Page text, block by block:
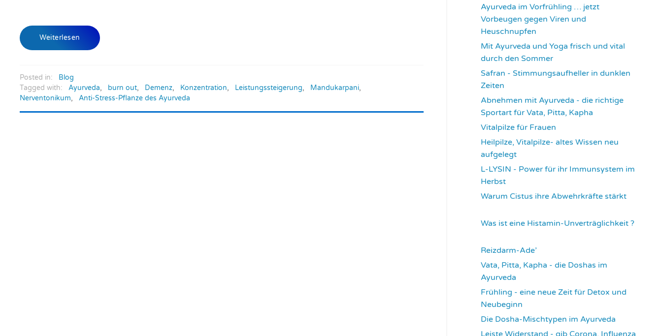
Weiterlesen
Posted in:
Blog
Tagged with:
Ayurveda, burn out, Demenz, Konzentration, Leistungssteigerung, Mandukarpani,
Nerventonikum, Anti-Stress-Pflanze des Ayurveda
Ayurveda im Vorfrühling … jetzt
Vorbeugen gegen Viren und
Heuschnupfen
Mit Ayurveda und Yoga frisch und vital
durch den Sommer
Safran - Stimmungsaufheller in dunklen
Zeiten
Abnehmen mit Ayurveda - die richtige
Sportart für Vata, Pitta, Kapha
Vitalpilze für Frauen
Heilpilze, Vitalpilze- altes Wissen neu
aufgelegt
L-LYSIN - Power für ihr Immunsystem im
Herbst
Warum Cistus ihre Abwehrkräfte stärkt
Was ist eine Histamin-Unverträglichkeit ?
Reizdarm-Ade’
Vata, Pitta, Kapha - die Doshas im
Ayurveda
Frühling - eine neue Zeit für Detox und
Neubeginn
Die Dosha-Mischtypen im Ayurveda
Leiste Widerstand - gib Corona, Influenza